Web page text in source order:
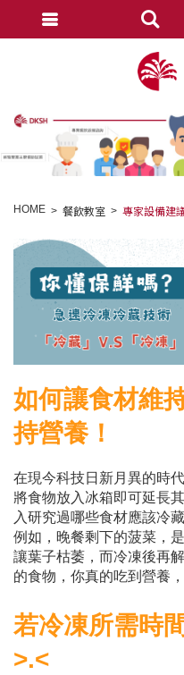
HOME 餐飲教室 專家設備建
如何讓食材維
持營養！
在現今科技日新月異的時
將食物放入冰箱即可延長
入研究過哪些食材應該冷
例如，晚餐剩下的菠菜，
讓葉子枯萎，而冷凍後再
的食物，你真的吃到營養
若冷凍所需時
>.<